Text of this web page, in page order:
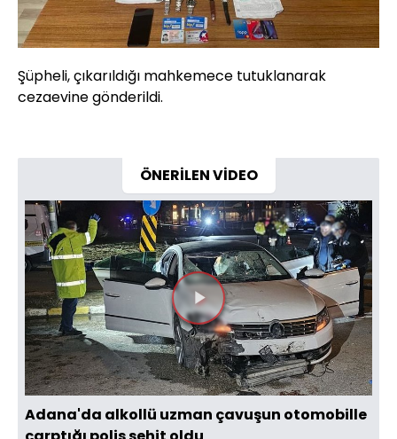
Şüpheli, çıkarıldığı mahkemece tutuklanarak
cezaevine gönderildi.
ÖNERİLEN VİDEO
Videoyu
Oynat
Adana'da alkollü uzman çavuşun otomobille